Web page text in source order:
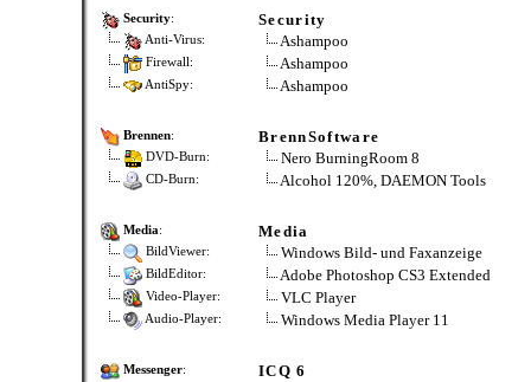
Security: Security
Anti-Virus: Ashampoo
Firewall: Ashampoo
AntiSpy: Ashampoo
Brennen: BrennSoftware
DVD-Burn: Nero BurningRoom 8
CD-Burn: Alcohol 120%, DAEMON Tools
Media: Media
BildViewer: Windows Bild- und Faxanzeige
BildEditor: Adobe Photoshop CS3 Extended
Video-Player: VLC Player
Audio-Player: Windows Media Player 11
Messenger: ICQ 6